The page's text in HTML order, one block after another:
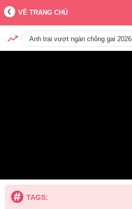
VỀ TRANG CHỦ
Anh trai vượt ngàn chông gai 2026
TAGS: